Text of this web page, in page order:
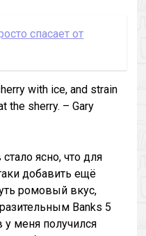
спасает от
with ice, and strain
the sherry. – Gary
ясно, что для
добавить ещё
ромовый вкус,
Banks 5
у меня получился